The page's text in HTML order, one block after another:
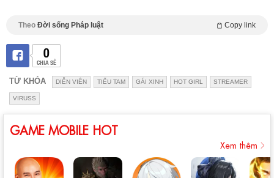
Theo Đời sống Pháp luật Copy link
0
CHIA SẺ
TỪ KHÓA DIỄN VIÊN TIỂU TAM GÁI XINH HOT GIRL STREAMER
VIRUSS
GAME MOBILE HOT
Xem thêm